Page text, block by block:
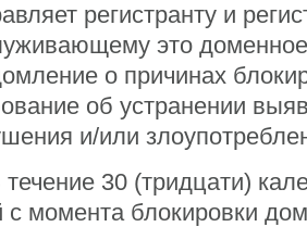
регистранту и
это
о причинах
об устранении
и/или
30 (тридцати)
с момента блокировки